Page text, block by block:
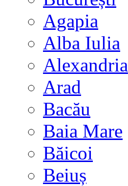
Agapia
Alba Iulia
Alexandria
Arad
Bacău
Baia Mare
Băicoi
Beiuș